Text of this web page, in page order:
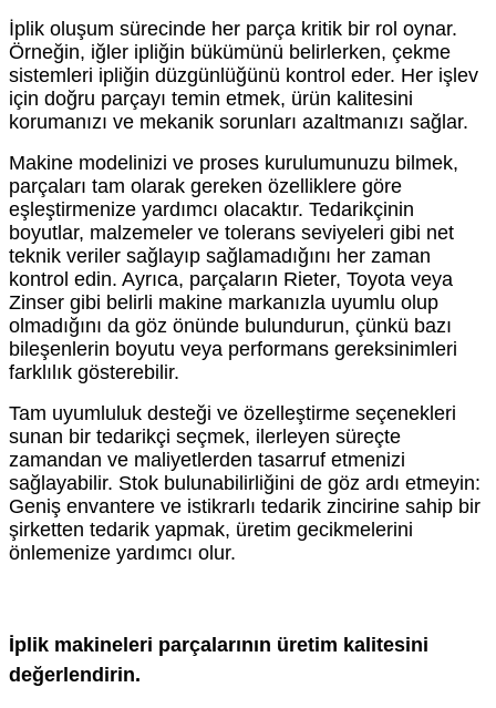
İplik oluşum sürecinde her parça kritik bir rol oynar.
Örneğin, iğler ipliğin bükümünü belirlerken, çekme
sistemleri ipliğin düzgünlüğünü kontrol eder. Her işlev
için doğru parçayı temin etmek, ürün kalitesini
korumanızı ve mekanik sorunları azaltmanızı sağlar.
Makine modelinizi ve proses kurulumunuzu bilmek,
parçaları tam olarak gereken özelliklere göre
eşleştirmenize yardımcı olacaktır. Tedarikçinin
boyutlar, malzemeler ve tolerans seviyeleri gibi net
teknik veriler sağlayıp sağlamadığını her zaman
kontrol edin. Ayrıca, parçaların Rieter, Toyota veya
Zinser gibi belirli makine markanızla uyumlu olup
olmadığını da göz önünde bulundurun, çünkü bazı
bileşenlerin boyutu veya performans gereksinimleri
farklılık gösterebilir.
Tam uyumluluk desteği ve özelleştirme seçenekleri
sunan bir tedarikçi seçmek, ilerleyen süreçte
zamandan ve maliyetlerden tasarruf etmenizi
sağlayabilir. Stok bulunabilirliğini de göz ardı etmeyin:
Geniş envantere ve istikrarlı tedarik zincirine sahip bir
şirketten tedarik yapmak, üretim gecikmelerini
önlemenize yardımcı olur.
İplik makineleri parçalarının üretim kalitesini
değerlendirin.